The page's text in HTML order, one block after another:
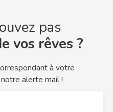
pas
vos rêves ?
à votre
alerte mail !